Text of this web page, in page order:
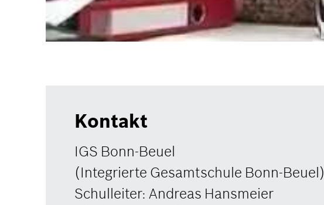
Kontakt
IGS Bonn-Beuel
(Integrierte Gesamtschule Bonn-Beuel)
Schulleiter: Andreas Hansmeier